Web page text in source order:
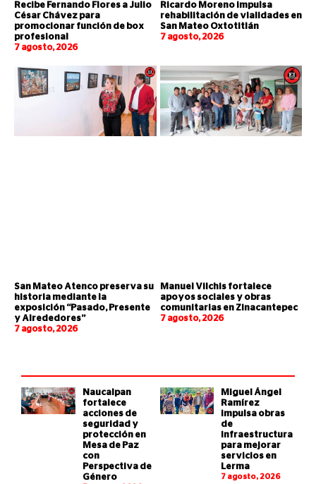
Recibe Fernando Flores a Julio
César Chávez para
promocionar función de box
profesional
7 agosto, 2026
Ricardo Moreno impulsa
rehabilitación de vialidades en
San Mateo Oxtotitlán
7 agosto, 2026
San Mateo Atenco preserva su
historia mediante la
exposición “Pasado, Presente
y Alrededores”
7 agosto, 2026
Manuel Vilchis fortalece
apoyos sociales y obras
comunitarias en Zinacantepec
7 agosto, 2026
Naucalpan
fortalece
acciones de
seguridad y
protección en
Mesa de Paz
con
Perspectiva de
Género
Miguel Ángel
Ramírez
impulsa obras
de
infraestructura
para mejorar
servicios en
Lerma
7 agosto, 2026